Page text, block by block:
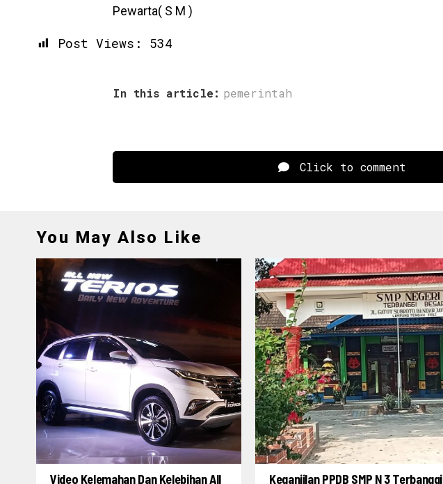
Pewarta( S M )
Post Views: 534
In this article: pemerintah
Click to comment
You May Also Like
Video Kelemahan Dan Kelebihan All Keganjilan PPDB SMP N 3 Terbanggi